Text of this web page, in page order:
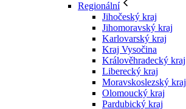
Regionální
Jihočeský kraj
Jihomoravský kraj
Karlovarský kraj
Kraj Vysočina
Králověhradecký kraj
Liberecký kraj
Moravskoslezský kraj
Olomoucký kraj
Pardubický kraj